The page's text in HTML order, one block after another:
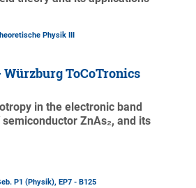
Physik III
ToCoTronics
in the electronic band
ZnAs₂, and its
P1 (Physik), EP7 - B125